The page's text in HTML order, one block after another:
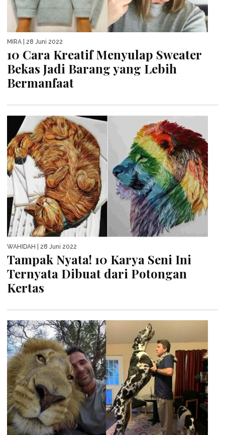
MIRA | 28 Juni 2022
10 Cara Kreatif Menyulap Sweater
Bekas Jadi Barang yang Lebih
Bermanfaat
WAHIDAH | 28 Juni 2022
Tampak Nyata! 10 Karya Seni Ini
Ternyata Dibuat dari Potongan
Kertas